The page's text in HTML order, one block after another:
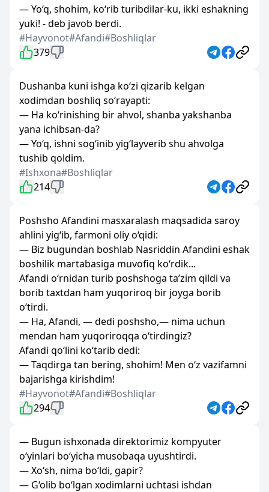
— Yo‘q, shohim, ko‘rib turibdilar-ku, ikki eshakning
yuki! - deb javob berdi.
#Hayvonot#Afandi#Boshliqlar
379
Dushanba kuni ishga ko‘zi qizarib kelgan
xodimdan boshliq so‘rayapti:
— Ha ko‘rinishing bir ahvol, shanba yakshanba
yana ichibsan-da?
— Yo‘q, ishni sog‘inib yig‘layverib shu ahvolga
tushib qoldim.
#Ishxona#Boshliqlar
214
Poshsho Afandini masxaralash maqsadida saroy
ahlini yig‘ib, farmoni oliy o‘qidi:
— Biz bugundan boshlab Nasriddin Afandini eshak
boshilik martabasiga muvofiq ko‘rdik...
Afandi o‘rnidan turib poshshoga ta’zim qildi va
borib taxtdan ham yuqoriroq bir joyga borib
o‘tirdi.
— Ha, Afandi, — dedi poshsho,— nima uchun
mendan ham yuqoriroqqa o‘tirdingiz?
Afandi qo‘lini ko‘tarib dedi:
— Taqdirga tan bering, shohim! Men o‘z vazifamni
bajarishga kirishdim!
#Hayvonot#Afandi#Boshliqlar
294
— Bugun ishxonada direktorimiz kompyuter
o‘yinlari bo‘yicha musobaqa uyushtirdi.
— Xo‘sh, nima bo‘ldi, gapir?
— G‘olib bo‘lgan xodimlarni uchtasi ishdan